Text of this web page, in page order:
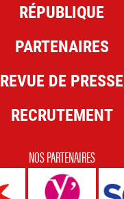
RÉPUBLIQUE
PARTENAIRES
REVUE DE PRESSE
RECRUTEMENT
NOS PARTENAIRES